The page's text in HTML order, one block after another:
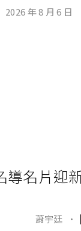
2026 年 8 月 6 日
名片迎
蕭宇廷 ·